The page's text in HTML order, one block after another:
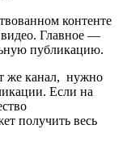
контенте
Главное —
публикацию.
же канал, нужно
Если на
получить весь